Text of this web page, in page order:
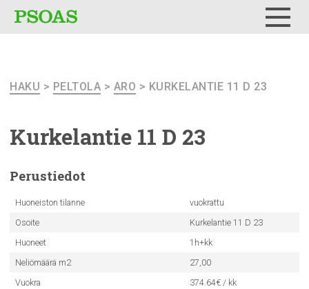
HAKU > PELTOLA > ARO > KURKELANTIE 11 D 23
Kurkelantie 11 D 23
Perustiedot
Huoneiston tilanne
vuokrattu
Osoite
Kurkelantie 11 D 23
Huoneet
1h+kk
Neliömäärä m2
27,00
Vuokra
374.64€ / kk